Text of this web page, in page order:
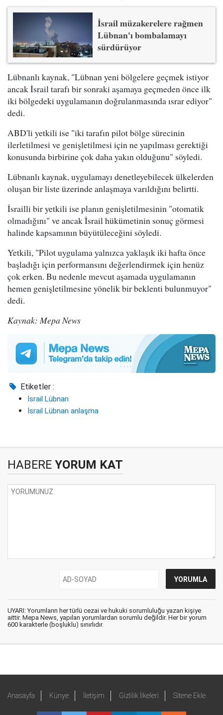
İsrail müzakerelere rağmen
Lübnan'ı bombalamayı
sürdürüyor
Lübnanlı kaynak, "Lübnan yeni bölgelere geçmek istiyor
ancak İsrail tarafı bir sonraki aşamaya geçmeden önce ilk
iki bölgedeki uygulamanın doğrulanmasında ısrar ediyor"
dedi.
ABD'li yetkili ise "iki tarafın pilot bölge sürecinin
ilerletilmesi ve genişletilmesi için ne yapılması gerektiği
konusunda birbirine çok daha yakın olduğunu" söyledi.
Lübnanlı kaynak, uygulamayı denetleyebilecek ülkelerden
oluşan bir liste üzerinde anlaşmaya varıldığını belirtti.
İsrailli bir yetkili ise planın genişletilmesinin "otomatik
olmadığını" ve ancak İsrail hükümetinin sonuç görmesi
halinde kapsamının büyütüleceğini söyledi.
Yetkili, "Pilot uygulama yalnızca yaklaşık iki hafta önce
başladığı için performansını değerlendirmek için henüz
çok erken. Bu nedenle mevcut aşamada uygulamanın
hemen genişletilmesine yönelik bir beklenti bulunmuyor"
dedi.
Kaynak: Mepa News
Etiketler :
İsrail Lübnan
İsrail Lübnan anlaşma
HABERE YORUM KAT
UYARI: Yorumların her türlü cezai ve hukuki sorumluluğu yazan kişiye
aittir. Mepa News, yapılan yorumlardan sorumlu değildir. Her bir yorum
600 karakterle (boşluklu) sınırlıdır.
Anasayfa Künye İletişim Gizlilik İlkeleri Sitene Ekle